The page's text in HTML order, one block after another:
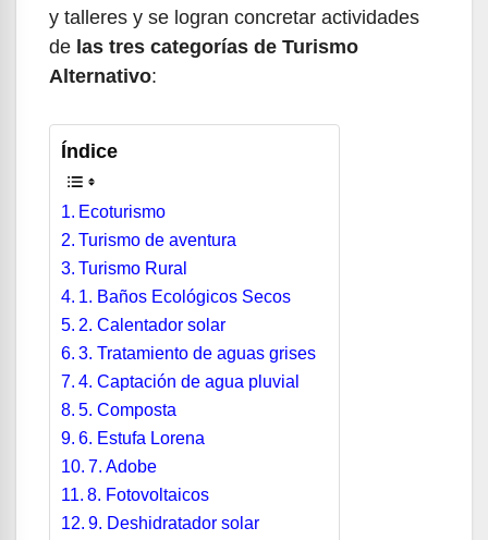
y talleres y se logran concretar actividades
de las tres categorías de Turismo
Alternativo:
Índice
Ecoturismo
Turismo de aventura
Turismo Rural
1. Baños Ecológicos Secos
2. Calentador solar
3. Tratamiento de aguas grises
4. Captación de agua pluvial
5. Composta
6. Estufa Lorena
7. Adobe
8. Fotovoltaicos
9. Deshidratador solar